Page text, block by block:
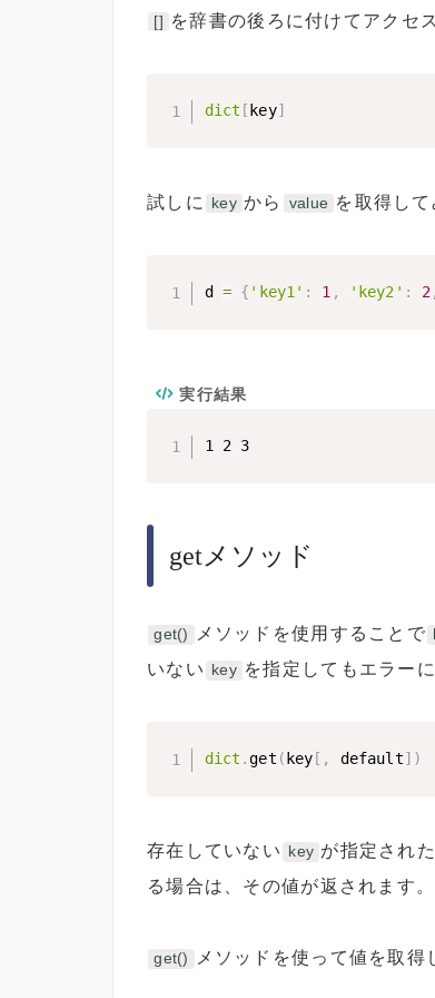
[] を辞書の後ろに付けてアクセ
dict [ key]
試しに key から value を取得して
d = { 'key1' : 1 , 'key2' : 2,
実行結果
1 2 3
getメソッド
get() メソッドを使用することで
いない
key を指定してもエラー
dict .get ( key [ , default] )
存在していない key が指定され
る場合は、その値が返されます。
get() メソッドを使って値を取得